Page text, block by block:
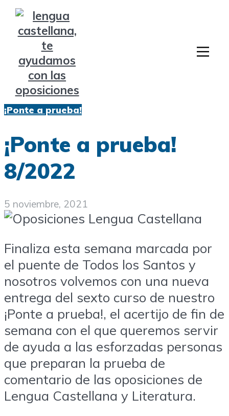
¡Ponte a prueba!
¡Ponte a prueba!
8/2022
5 noviembre, 2021
Finaliza esta semana marcada por
el puente de Todos los Santos y
nosotros volvemos con una nueva
entrega del sexto curso de nuestro
¡Ponte a prueba!, el acertijo de fin de
semana con el que queremos servir
de ayuda a las esforzadas personas
que preparan la prueba de
comentario de las oposiciones de
Lengua Castellana y Literatura.